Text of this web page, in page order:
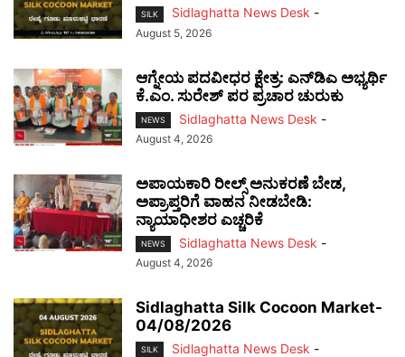
SILK Sidlaghatta News Desk -
August 5, 2026
ಆಗ್ನೇಯ ಪದವೀಧರ ಕ್ಷೇತ್ರ: ಎನ್‌ಡಿಎ ಅಭ್ಯರ್ಥಿ
ಕೆ.ಎಂ. ಸುರೇಶ್ ಪರ ಪ್ರಚಾರ ಚುರುಕು
NEWS Sidlaghatta News Desk -
August 4, 2026
ಅಪಾಯಕಾರಿ ರೀಲ್ಸ್ ಅನುಕರಣೆ ಬೇಡ,
ಅಪ್ರಾಪ್ತರಿಗೆ ವಾಹನ ನೀಡಬೇಡಿ:
ನ್ಯಾಯಾಧೀಶರ ಎಚ್ಚರಿಕೆ
NEWS Sidlaghatta News Desk -
August 4, 2026
Sidlaghatta Silk Cocoon Market-
04/08/2026
SILK Sidlaghatta News Desk -